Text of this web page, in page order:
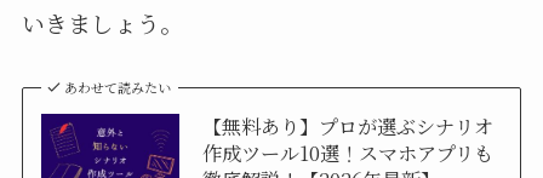
いきましょう。
あわせて読みたい
【無料あり】プロが選ぶシナリオ
作成ツール10選！スマホアプリも